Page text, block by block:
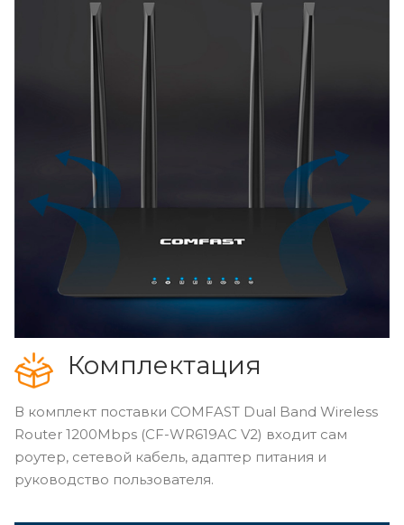
Комплектация
В комплект поставки COMFAST Dual Band Wireless
Router 1200Mbps (CF-WR619AC V2) входит сам
роутер, сетевой кабель, адаптер питания и
руководство пользователя.